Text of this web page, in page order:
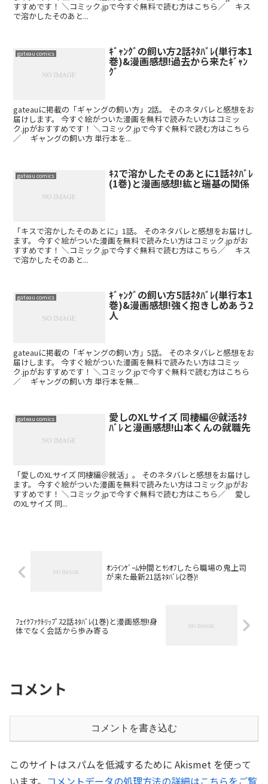
すすめです！ ＼コミック.jpで今すぐ無料で読む方はこちら／ キス
で溶かしたそのあと...
gateau comics ｷﾞｬﾝｸﾞの飼い方2話ﾈﾀﾊﾞﾚ(単行本1
巻)&漫画感想!過去から来たｷﾞｬﾝ
ｸﾞ
gateauに掲載の「ギャングの飼い方」2話。 そのネタバレと感想をお
届けします。 今すぐ絵がついた漫画を無料で読みたい方はコミッ
ク.jpがおすすめです！ ＼コミック.jpで今すぐ無料で読む方はこちら
／ ギャングの飼い方 単行本を...
gateau comics ｷｽで溶かしたそのあとに1話ﾈﾀﾊﾞﾚ
(1巻)と漫画感想!紘と瑞基の関係
「キスで溶かしたそのあとに」1話。 そのネタバレと感想をお届けし
ます。 今すぐ絵がついた漫画を無料で読みたい方はコミック.jpがお
すすめです！ ＼コミック.jpで今すぐ無料で読む方はこちら／ キス
で溶かしたそのあと...
gateau comics ｷﾞｬﾝｸﾞの飼い方5話ﾈﾀﾊﾞﾚ(単行本1
巻)&漫画感想!強く抱きしめあう2
人
gateauに掲載の「ギャングの飼い方」5話。 そのネタバレと感想をお
届けします。 今すぐ絵がついた漫画を無料で読みたい方はコミッ
ク.jpがおすすめです！ ＼コミック.jpで今すぐ無料で読む方はこちら
／ ギャングの飼い方 単行本を無...
gateau comics 愛しのXLサイズ 同棲編＠就活ﾈﾀ
ﾊﾞﾚと漫画感想!山本くんの就職先
「愛しのXLサイズ 同棲編＠就活」。 そのネタバレと感想をお届けし
ます。 今すぐ絵がついた漫画を無料で読みたい方はコミック.jpがお
すすめです！ ＼コミック.jpで今すぐ無料で読む方はこちら／ 愛し
のXLサイズ 同...
ｵﾝﾗｲﾝｹﾞｰﾑ仲間とｻｼｵﾌしたら職場の鬼上司
が来た最新21話ﾈﾀﾊﾞﾚ(2巻)!
ﾌｪｲｸﾌｧｸﾄﾘｯﾌﾟｽ2話ﾈﾀﾊﾞﾚ(1巻)と漫画感想!身
体でなく会話から歩み寄る
コメント
コメントを書き込む
このサイトはスパムを低減するために Akismet を使って
います。 コメントデータの処理方法の詳細はこちらをご覧